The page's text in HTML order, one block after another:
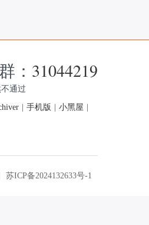
： 31044219
通过
手机版 小黑屋
苏ICP备2024132633号-1